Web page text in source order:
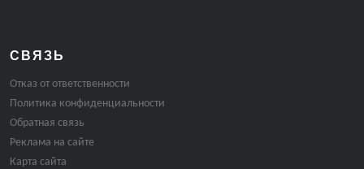
СВЯЗЬ
Отказ от ответственности
Политика конфиденциальности
Обратная связь
Реклама на сайте
Карта сайта